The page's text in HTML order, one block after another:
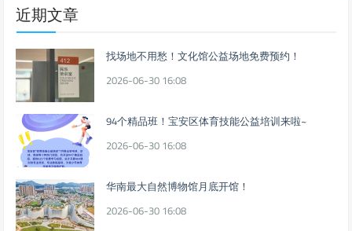
近期文章
找场地不用愁！文化馆公益场地免费预约！
2026-06-30 16:08
94个精品班！宝安区体育技能公益培训来啦~
2026-06-30 16:08
华南最大自然博物馆月底开馆！
2026-06-30 16:08